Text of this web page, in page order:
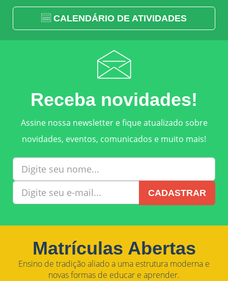
CALENDÁRIO DE ATIVIDADES
Receba novidades!
Assine nossa newsletter e fique atualizado sobre
novidades, eventos, comunicados e muito mais!
CADASTRAR
Matrículas Abertas
Ensino de tradição aliado a uma estrutura moderna e
novas formas de educar e aprender.